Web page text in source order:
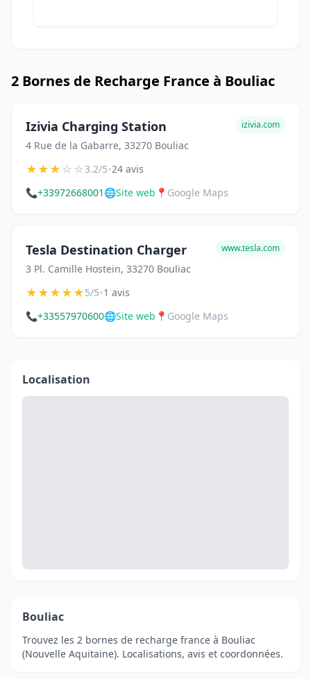
2 Bornes de Recharge France à Bouliac
Izivia Charging Station
4 Rue de la Gabarre, 33270 Bouliac
izivia.com
★★★☆☆3.2/5•24 avis
📞+33972668001 🌐Site web 📍 Google Maps
Tesla Destination Charger
3 Pl. Camille Hostein, 33270 Bouliac
www.tesla.com
★★★★★5/5•1 avis
📞+33557970600🌐Site web 📍 Google Maps
Localisation
Bouliac
Trouvez les 2 bornes de recharge france à Bouliac
(Nouvelle Aquitaine). Localisations, avis et coordonnées.